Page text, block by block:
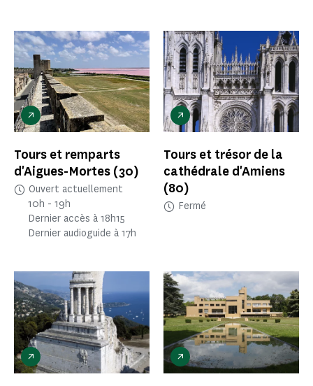
Tours et remparts
d'Aigues-Mortes (30)
Ouvert actuellement
10h - 19h
Dernier accès à 18h15
Dernier audioguide à 17h
Tours et trésor de la
cathédrale d'Amiens
(80)
Fermé